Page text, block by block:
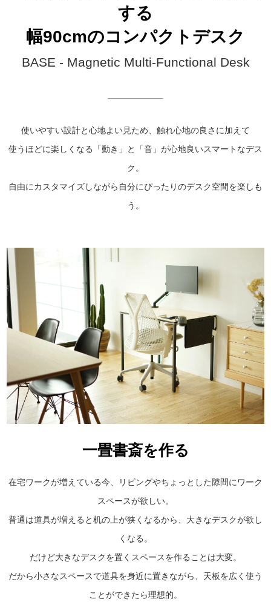
する
幅90cmのコンパクトデスク
BASE - Magnetic Multi-Functional Desk
使いやすい設計と心地よい見ため、触れ心地の良さに加えて
使うほどに楽しくなる「動き」と「音」が心地良いスマートなデス
ク。
自由にカスタマイズしながら自分にぴったりのデスク空間を楽しも
う。
一畳書斎を作る
在宅ワークが増えている今、リビングやちょっとした隙間にワーク
スペースが欲しい。
普通は道具が増えると机の上が狭くなるから、大きなデスクが欲し
くなる。
だけど大きなデスクを置くスペースを作ることは大変。
だから小さなスペースで道具を身近に置きながら、天板を広く使う
ことができたら理想的。